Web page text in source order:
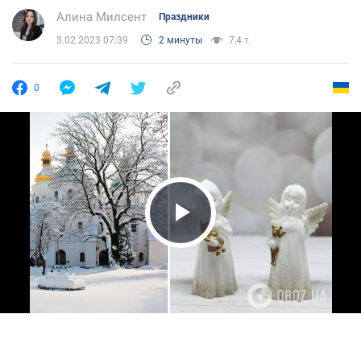
Алина Милсент Праздники
3.02.2023 07:39 2 минуты 7,4 т.
0
Play Video